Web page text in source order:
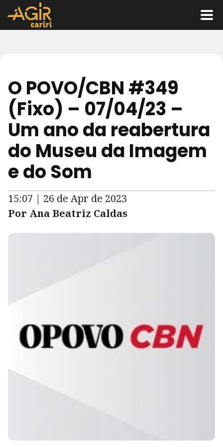
O POVO/CBN #349
(Fixo) – 07/04/23 –
Um ano da reabertura
do Museu da Imagem
e do Som
15:07 | 26 de Apr de 2023
Por Ana Beatriz Caldas